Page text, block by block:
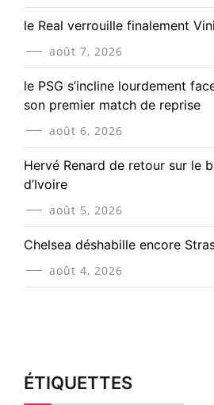
le Real verrouille finalement
août 7, 2026
le PSG s’incline lourdement
son premier match de reprise
août 6, 2026
Hervé Renard de retour sur le
d’Ivoire
août 5, 2026
Chelsea déshabille encore
août 4, 2026
ÉTIQUETTES